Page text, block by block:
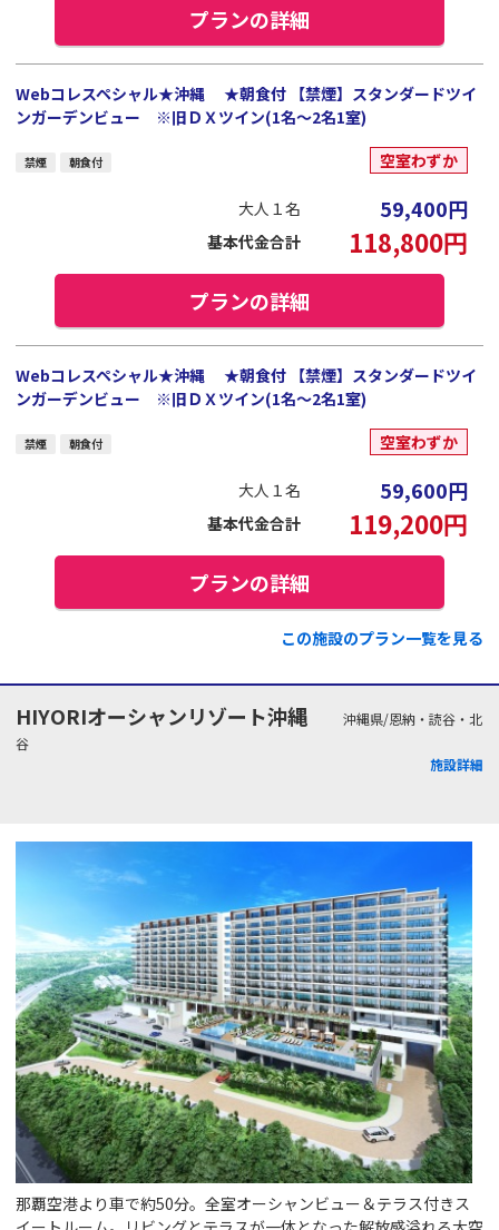
プランの詳細
Webコレスペシャル★沖縄 ★朝食付 【禁煙】スタンダードツイ
ンガーデンビュー ※旧ＤＸツイン(1名～2名1室)
禁煙 朝食付 空室わずか
大人１名 59,400円
基本代金合計 118,800円
プランの詳細
Webコレスペシャル★沖縄 ★朝食付 【禁煙】スタンダードツイ
ンガーデンビュー ※旧ＤＸツイン(1名～2名1室)
禁煙 朝食付 空室わずか
大人１名 59,600円
基本代金合計 119,200円
プランの詳細
この施設のプラン一覧を見る
HIYORIオーシャンリゾート沖縄
沖縄県/恩納・読谷・北
谷
施設詳細
那覇空港より車で約50分。全室オーシャンビュー＆テラス付きス